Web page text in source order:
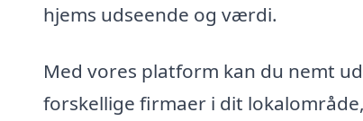
hjems udseende og værdi.
Med vores platform kan du nemt
forskellige firmaer i dit lokalområde,